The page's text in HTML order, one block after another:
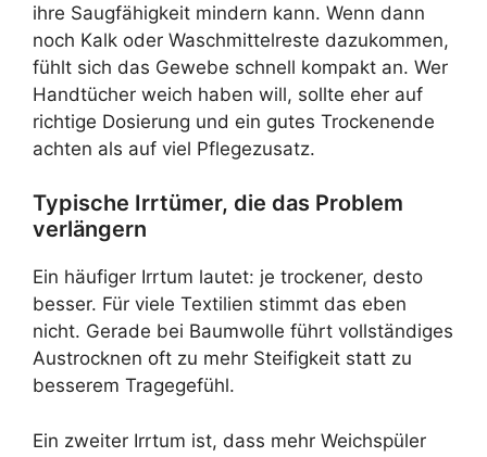
ihre Saugfähigkeit mindern kann. Wenn dann
noch Kalk oder Waschmittelreste dazukommen,
fühlt sich das Gewebe schnell kompakt an. Wer
Handtücher weich haben will, sollte eher auf
richtige Dosierung und ein gutes Trockenende
achten als auf viel Pflegezusatz.
Typische Irrtümer, die das Problem
verlängern
Ein häufiger Irrtum lautet: je trockener, desto
besser. Für viele Textilien stimmt das eben
nicht. Gerade bei Baumwolle führt vollständiges
Austrocknen oft zu mehr Steifigkeit statt zu
besserem Tragegefühl.
Ein zweiter Irrtum ist, dass mehr Weichspüler